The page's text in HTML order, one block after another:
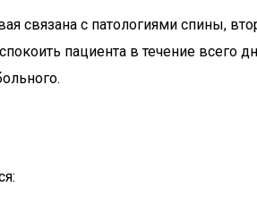
с патологиями спины,
пациента в течение всего